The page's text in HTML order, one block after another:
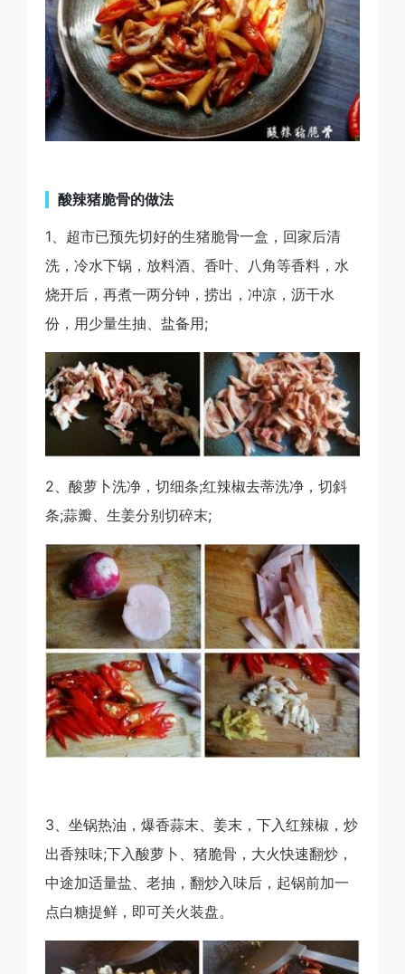
酸辣猪脆骨的做法
1、超市已预先切好的生猪脆骨一盒，回家后清
洗，冷水下锅，放料酒、香叶、八角等香料，水
烧开后，再煮一两分钟，捞出，冲凉，沥干水
份，用少量生抽、盐备用;
2、酸萝卜洗净，切细条;红辣椒去蒂洗净，切斜
条;蒜瓣、生姜分别切碎末;
3、坐锅热油，爆香蒜末、姜末，下入红辣椒，炒
出香辣味;下入酸萝卜、猪脆骨，大火快速翻炒，
中途加适量盐、老抽，翻炒入味后，起锅前加一
点白糖提鲜，即可关火装盘。